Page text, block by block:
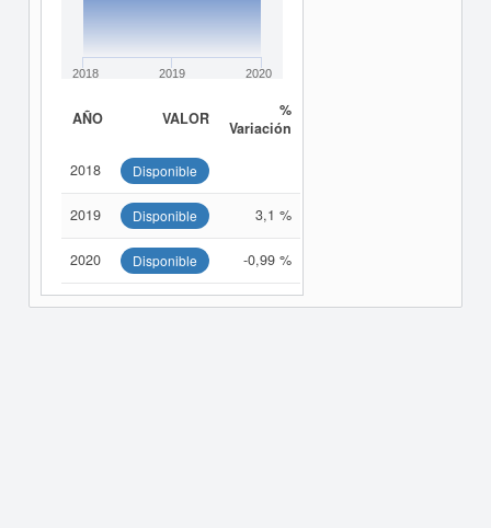
2018 2019 2020
AÑO VALOR
%
Variación
2018 Disponible
2019 Disponible 3,1 %
2020 Disponible -0,99 %